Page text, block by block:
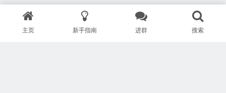
主页 新手指南 进群 搜索